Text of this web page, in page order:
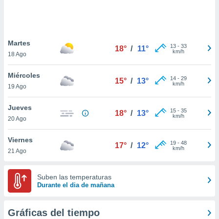
únicos
similares
como
sitio
de
posible
traten tus
en
interés
Para
su
Martes
18 Ago
18° / 11° 13- 33
km/h
Miércoles
19 Ago
15° / 13° 14- 29
km/h
Jueves
20 Ago
18° / 13° 15- 35
km/h
Viernes
21 Ago
17° / 12° 19- 48
km/h
Suben las temperaturas
Durante el dia de mañana
Gráficas del tiempo